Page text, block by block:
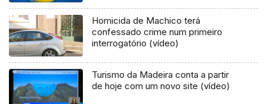
Homicida de Machico terá
confessado crime num primeiro
interrogatório (vídeo)
Turismo da Madeira conta a partir
de hoje com um novo site (vídeo)